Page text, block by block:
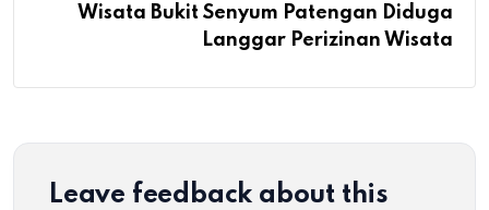
Wisata Bukit Senyum Patengan Diduga
Langgar Perizinan Wisata
Leave feedback about this